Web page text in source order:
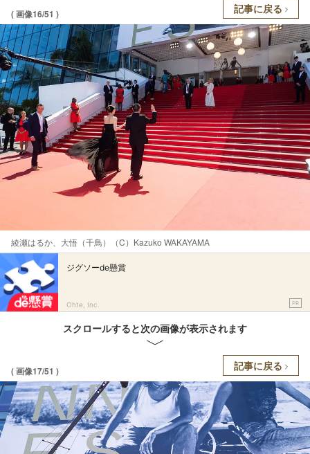
( 画像16/51 ) 記事に戻る
綾瀬はるか、大悟（千鳥）（C）Kazuko WAKAYAMA
ジグソーde懸賞
Ohte, Inc. PR
スクロールすると次の画像が表示されます
( 画像17/51 ) 記事に戻る